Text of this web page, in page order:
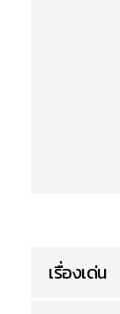
เรื่องเด่น